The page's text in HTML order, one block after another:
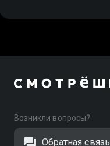
Возникли вопросы?
Обратная связь